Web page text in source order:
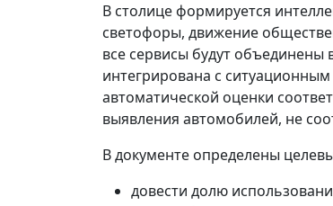
В столице формируется
светофоры, движение
все сервисы будут
интегрирована с
автоматической оценки
выявления автомобилей, не
В документе определены
довести долю